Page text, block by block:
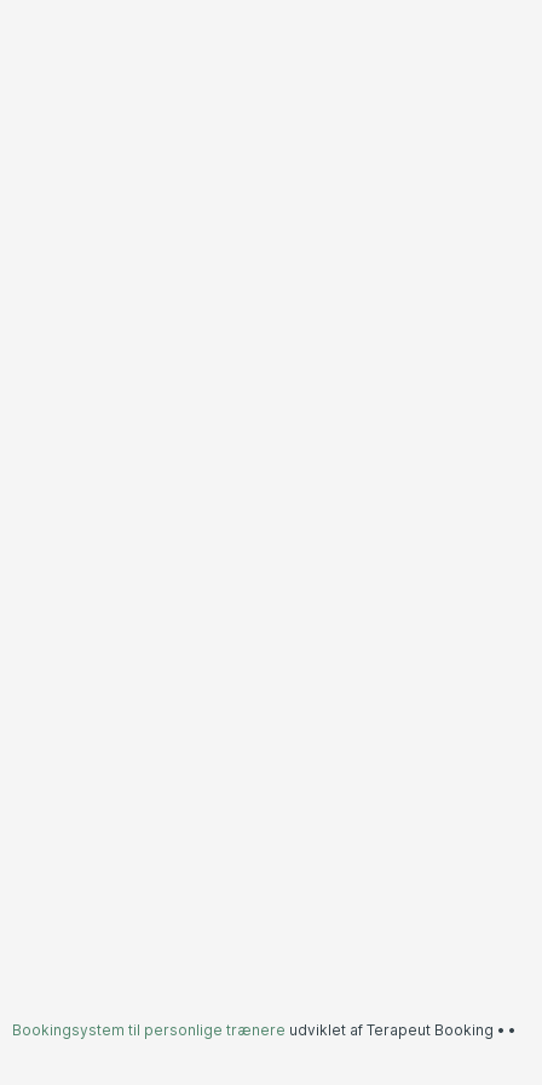
Bookingsystem til personlige trænere udviklet af Terapeut Booking • •